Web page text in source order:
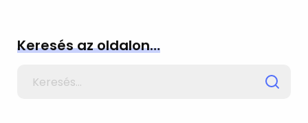
Keresés az oldalon…